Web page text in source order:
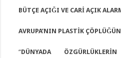
BÜTÇE AÇIĞI VE CARİ AÇIK
AVRUPA’NIN PLASTİK
“DÜNYADA